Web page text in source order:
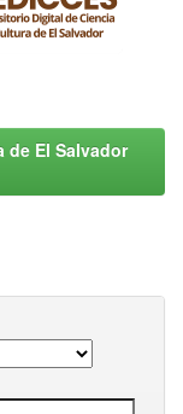
de El Salvador